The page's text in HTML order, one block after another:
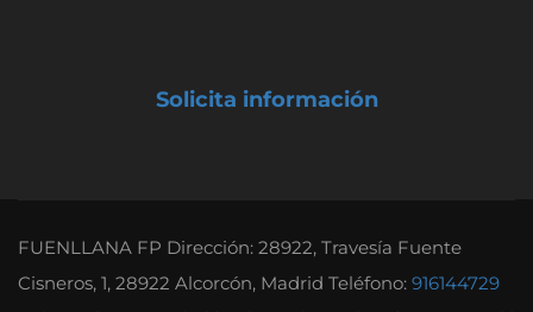
Solicita información
FUENLLANA FP Dirección: 28922, Travesía Fuente
Cisneros, 1, 28922 Alcorcón, Madrid Teléfono: 916144729